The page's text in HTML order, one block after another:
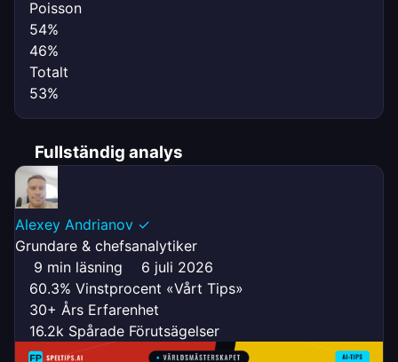
Poisson
54%
46%
Totalt
53%
Fullständig analys
Alexey Andrianov ✓
Grundare & chefsanalytiker
9 min läsning
6 juli 2026
60.3% Vinstprocent «Vårt Tips»
30+ Års Erfarenhet
16.2k Spårade Förutsägelser